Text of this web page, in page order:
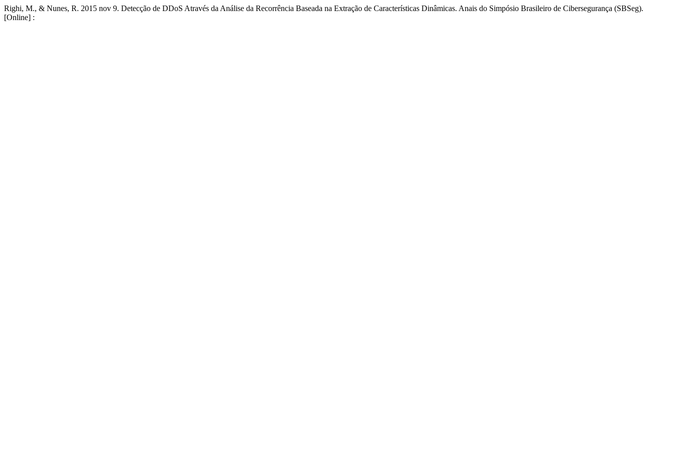
Righi, M., & Nunes, R. 2015 nov 9. Detecção de DDoS Através da Análise da Recorrência Baseada na Extração de Características Dinâmicas. Anais do Simpósio Brasileiro de Cibersegurança (SBSeg).
[Online] :